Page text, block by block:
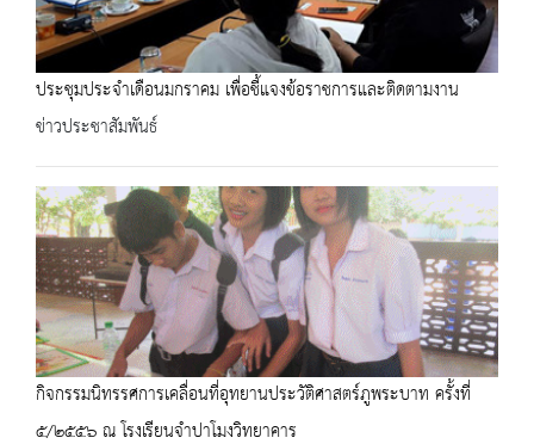
ประชุมประจำเดือนมกราคม เพื่อชี้แจงข้อราชการและติดตามงาน
ข่าวประชาสัมพันธ์
กิจกรรมนิทรรศการเคลื่อนที่อุทยานประวัติศาสตร์ภูพระบาท ครั้งที่
๕/๒๕๕๖ ณ โรงเรียนจำปาโมงวิทยาคาร